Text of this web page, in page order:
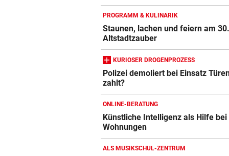
PROGRAMM & KULINARIK
Staunen, lachen und feiern am 30.
Altstadtzauber
KURIOSER DROGENPROZESS
Polizei demoliert bei Einsatz
zahlt?
ONLINE-BERATUNG
Künstliche Intelligenz als Hilfe bei
Wohnungen
ALS MUSIKSCHUL-ZENTRUM